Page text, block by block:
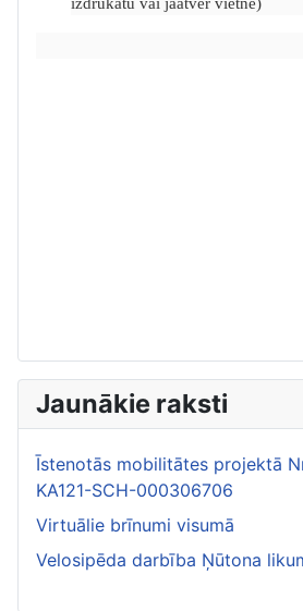
Jaunākie raksti
Īstenotās mobilitātes projektā
KA121-SCH-000306706
Virtuālie brīnumi visumā
Velosipēda darbība Ņūtona